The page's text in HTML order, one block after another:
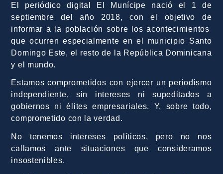
El periódico digital El Munícipe nació el 1 de
septiembre del año 2018, con el objetivo de
informar a la población sobre los acontecimientos
que ocurren especialmente en el municipio Santo
Domingo Este, el resto de la República Dominicana
y el mundo.
Estamos comprometidos con ejercer un periodismo
independiente, sin intereses ni supeditados a
gobiernos ni élites empresariales. Y, sobre todo,
comprometido con la verdad.
No tenemos intereses políticos, pero no nos
callamos ante situaciones que consideramos
insostenibles.